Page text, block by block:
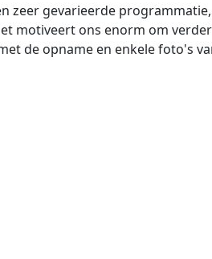
zeer gevarieerde
motiveert ons enorm om
de opname en enkele foto's